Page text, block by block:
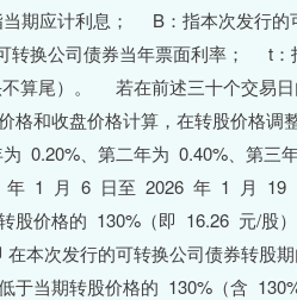
期应计利息； B：指本次发行的
换公司债券当年票面利率； t：
算尾）。 若在前述三十个交易
格和收盘价格计算，在转股价格
0.20%、第二年为 0.40%、第三
1 月 6 日至 2026 年 1 月 19 日
股价格的 130%（即 16.26 元/股
在本次发行的可转换公司债券转股
于当期转股价格的 130%（含